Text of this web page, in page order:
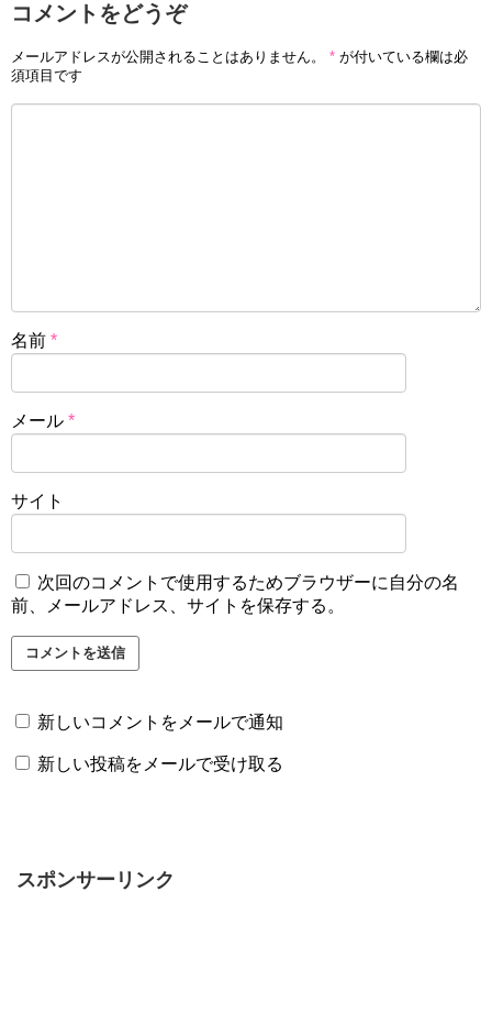
コメントをどうぞ
メールアドレスが公開されることはありません。 * が付いている欄は必
須項目です
名前 *
メール *
サイト
次回のコメントで使用するためブラウザーに自分の名
前、メールアドレス、サイトを保存する。
新しいコメントをメールで通知
新しい投稿をメールで受け取る
スポンサーリンク